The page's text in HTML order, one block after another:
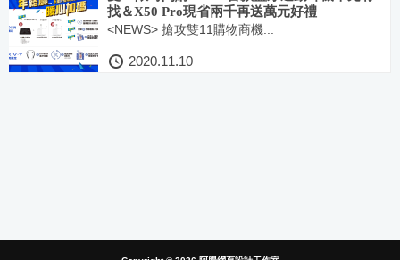
找＆X50 Pro現省兩千再送萬元好禮
<NEWS> 搶攻雙11購物商機...
2020.11.10